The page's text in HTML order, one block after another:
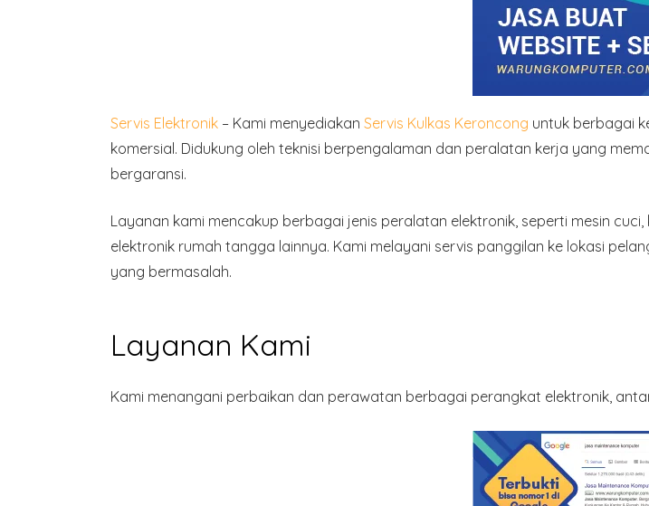
Servis Elektronik – Kami menyediakan Servis Kulkas Keroncong untuk berbagai
komersial. Didukung oleh teknisi berpengalaman dan peralatan kerja yang
bergaransi.
Layanan kami mencakup berbagai jenis peralatan elektronik, seperti mesin
elektronik rumah tangga lainnya. Kami melayani servis panggilan ke lokasi
yang bermasalah.
Layanan Kami
Kami menangani perbaikan dan perawatan berbagai perangkat elektronik,